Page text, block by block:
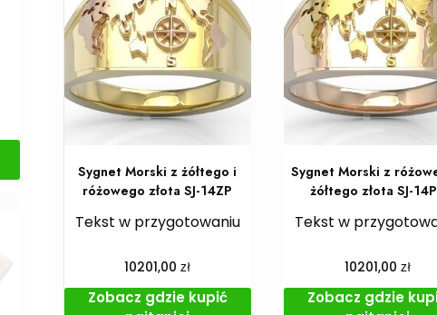
Sygnet Morski z żółtego i
różowego złota SJ-14ZP
Tekst w przygotowaniu
10201,00zł
Zobacz gdzie kupić
Sygnet Morski z
żółtego złota SJ-
Tekst w
10201,00 zł
Zobacz gdzie